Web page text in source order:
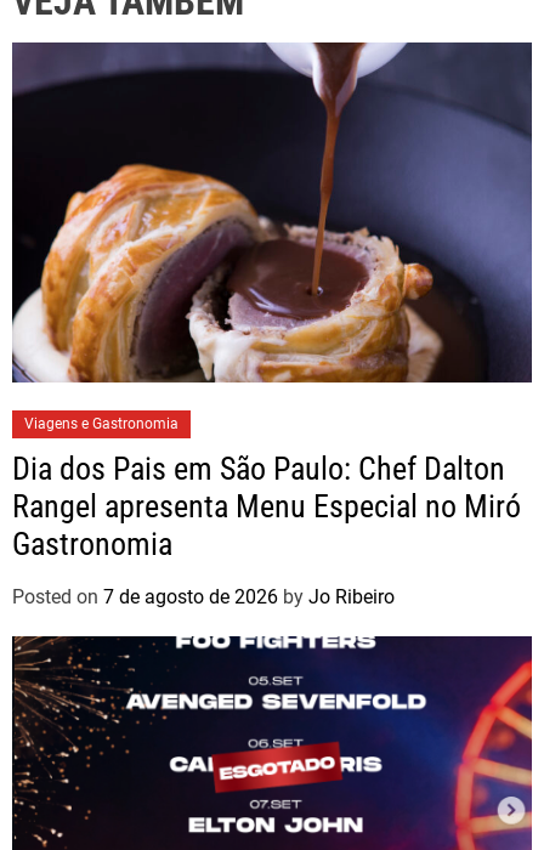
Viagens e Gastronomia
Dia dos Pais em São Paulo: Chef Dalton
Rangel apresenta Menu Especial no Miró
Gastronomia
Posted on 7 de agosto de 2026 by Jo Ribeiro